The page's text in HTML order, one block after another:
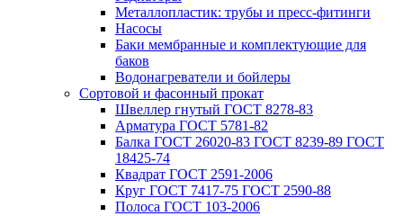
Металлопластик: трубы и пресс-фитинги
Насосы
Баки мембранные и комплектующие для
баков
Водонагреватели и бойлеры
Сортовой и фасонный прокат
Швеллер гнутый ГОСТ 8278-83
Арматура ГОСТ 5781-82
Балка ГОСТ 26020-83 ГОСТ 8239-89 ГОСТ
18425-74
Квадрат ГОСТ 2591-2006
Круг ГОСТ 7417-75 ГОСТ 2590-88
Полоса ГОСТ 103-2006